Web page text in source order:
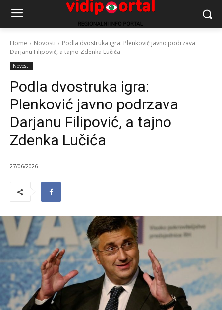
Home Novosti
Podla dvostruka igra: Plenković javno podrzava
Darjanu Filipović, a tajno Zdenka Lučića
Novosti
Podla dvostruka igra:
Plenković javno podrzava
Darjanu Filipović, a tajno
Zdenka Lučića
27/06/2026